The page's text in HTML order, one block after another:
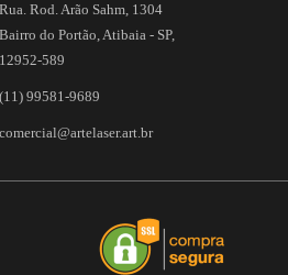
Rua. Rod. Arão Sahm, 1304
Bairro do Portão, Atibaia - SP,
12952-589
(11) 99581-9689
comercial@artelaser.art.br